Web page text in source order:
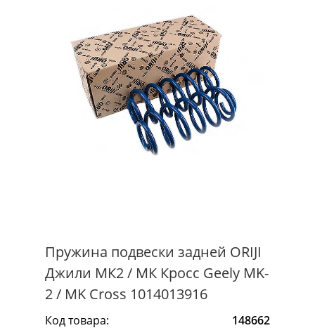
Пружина подвески задней ORIJI
Джили МК2 / МК Кросс Geely MK-
2 / MK Cross 1014013916
Код товара:
148662